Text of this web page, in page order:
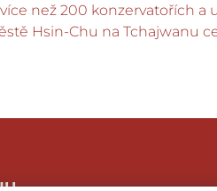
než 200 konzervatořích
Hsin-Chu na Tchajwanu